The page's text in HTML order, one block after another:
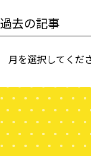
過去の記事